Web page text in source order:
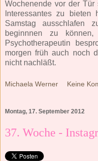
Wochenende vor der Tür
Interessantes zu
Samstag ausschlafen
beginnnen zu
Psychotherapeutin
morgen früh auch noch
nicht nachläßt.
Michaela Werner Keine
Montag, 17. September 2012
37. Woche -